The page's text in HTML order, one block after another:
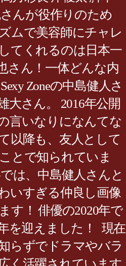
んが役作りのため
ムで美容師にチャレ
てくれるのは日本一
さん！一体どんな内
Zoneの中島健人さ
大さん。 2016年公開
言いなりになんてな
以降も、友人として
とで知られていま
は、中島健人さんと
いすぎる仲良し画像
す！ 俳優の2020年で
を迎えました！ 現在
らずでドラマやバラ